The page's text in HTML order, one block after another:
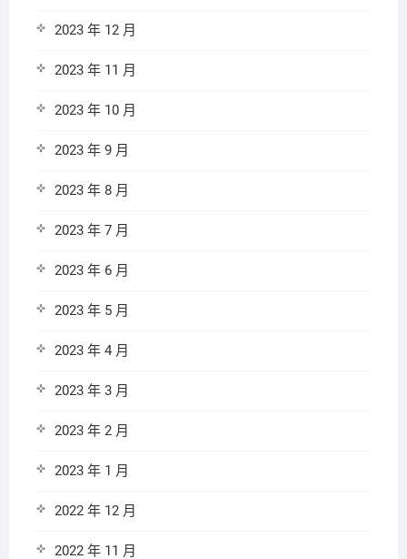
2023 年 12 月
2023 年 11 月
2023 年 10 月
2023 年 9 月
2023 年 8 月
2023 年 7 月
2023 年 6 月
2023 年 5 月
2023 年 4 月
2023 年 3 月
2023 年 2 月
2023 年 1 月
2022 年 12 月
2022 年 11 月